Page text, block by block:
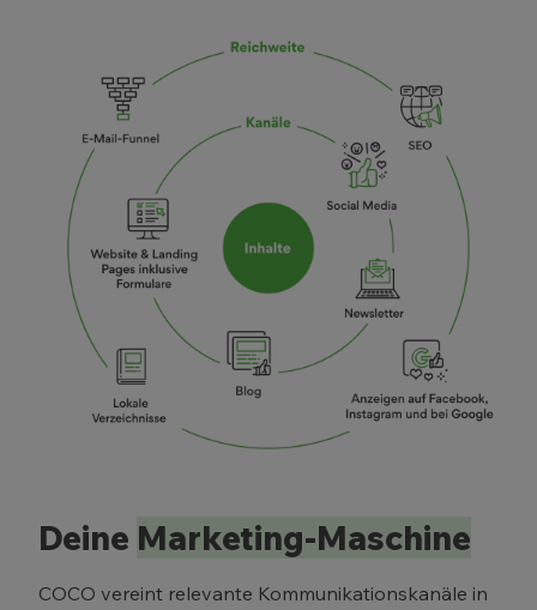
Deine Marketing-Maschine
COCO vereint relevante Kommunikationskanäle in